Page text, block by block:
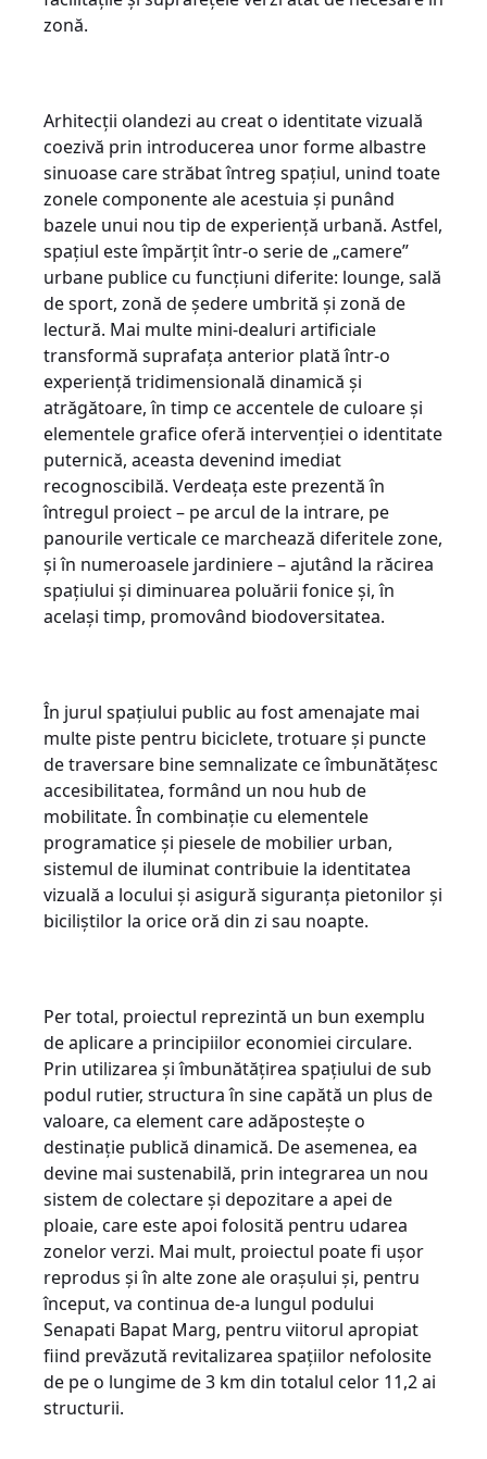
zonă.
Arhitecţii olandezi au creat o identitate vizuală
coezivă prin introducerea unor forme albastre
sinuoase care străbat întreg spaţiul, unind toate
zonele componente ale acestuia şi punând
bazele unui nou tip de experienţă urbană. Astfel,
spaţiul este împărţit într-o serie de „camere”
urbane publice cu funcţiuni diferite: lounge, sală
de sport, zonă de şedere umbrită şi zonă de
lectură. Mai multe mini-dealuri artificiale
transformă suprafaţa anterior plată într-o
experienţă tridimensională dinamică şi
atrăgătoare, în timp ce accentele de culoare şi
elementele grafice oferă intervenţiei o identitate
puternică, aceasta devenind imediat
recognoscibilă. Verdeaţa este prezentă în
întregul proiect – pe arcul de la intrare, pe
panourile verticale ce marchează diferitele zone,
şi în numeroasele jardiniere – ajutând la răcirea
spaţiului şi diminuarea poluării fonice şi, în
acelaşi timp, promovând biodoversitatea.
În jurul spaţiului public au fost amenajate mai
multe piste pentru biciclete, trotuare şi puncte
de traversare bine semnalizate ce îmbunătăţesc
accesibilitatea, formând un nou hub de
mobilitate. În combinaţie cu elementele
programatice şi piesele de mobilier urban,
sistemul de iluminat contribuie la identitatea
vizuală a locului şi asigură siguranţa pietonilor şi
biciliştilor la orice oră din zi sau noapte.
Per total, proiectul reprezintă un bun exemplu
de aplicare a principiilor economiei circulare.
Prin utilizarea şi îmbunătăţirea spaţiului de sub
podul rutier, structura în sine capătă un plus de
valoare, ca element care adăposteşte o
destinaţie publică dinamică. De asemenea, ea
devine mai sustenabilă, prin integrarea un nou
sistem de colectare şi depozitare a apei de
ploaie, care este apoi folosită pentru udarea
zonelor verzi. Mai mult, proiectul poate fi uşor
reprodus şi în alte zone ale oraşului şi, pentru
început, va continua de-a lungul podului
Senapati Bapat Marg, pentru viitorul apropiat
fiind prevăzută revitalizarea spaţiilor nefolosite
de pe o lungime de 3 km din totalul celor 11,2 ai
structurii.